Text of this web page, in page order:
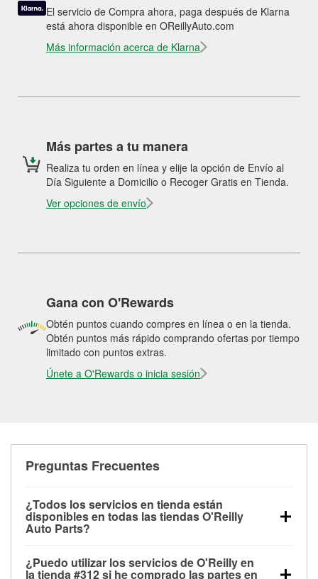
El servicio de Compra ahora, paga después de Klarna
está ahora disponible en OReillyAuto.com
Más información acerca de Klarna
Más partes a tu manera
Realiza tu orden en línea y elije la opción de Envío al
Día Siguiente a Domicilio o Recoger Gratis en Tienda.
Ver opciones de envío
Gana con O'Rewards
Obtén puntos cuando compres en línea o en la tienda.
Obtén puntos más rápido comprando ofertas por tiempo
limitado con puntos extras.
Únete a O'Rewards o inicia sesión
Preguntas Frecuentes
¿Todos los servicios en tienda están
disponibles en todas las tiendas O'Reilly
Auto Parts?
las pruebas de batería, pruebas de alternador y
¿Puedo utilizar los servicios de O'Reilly en
la tienda #312 si he comprado las partes en